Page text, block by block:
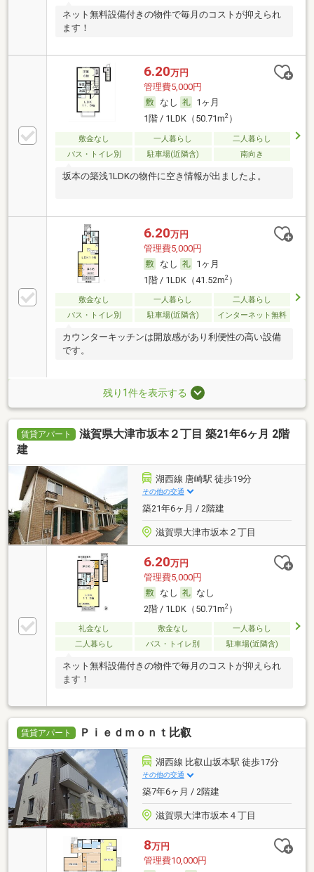
ネット無料設備付きの物件で毎月のコストが抑えられ
ます！
6.20万円
管理費5,000円
なし
1ヶ月
1階 / 1LDK（50.71m2）
敷金なし 一人暮らし
二人暮らし
バス・トイレ別
駐車場(近隣含) 南向き
坂本の築浅1LDKの物件に空き情報が出ましたよ。
6.20万円
管理費5,000円
なし
1ヶ月
1階 / 1LDK（41.52m2）
敷金なし 一人暮らし
二人暮らし
バス・トイレ別
駐車場(近隣含) インターネット無料
カウンターキッチンは開放感があり利便性の高い設備
です。
残り1件を表示する
賃貸アパート
滋賀県大津市坂本２丁目 築21年6ヶ月 2階
建
湖西線 唐崎駅 徒歩19分
その他の交通
築21年6ヶ月 / 2階建
滋賀県大津市坂本２丁目
6.20万円
管理費5,000円
なし
なし
2階 / 1LDK（50.71m2）
礼金なし 敷金なし
一人暮らし
二人暮らし
バス・トイレ別 駐車場(近隣含)
ネット無料設備付きの物件で毎月のコストが抑えられ
ます！
賃貸アパート Ｐｉｅｄｍｏｎｔ比叡
湖西線 比叡山坂本駅 徒歩17分
その他の交通
築7年6ヶ月 / 2階建
滋賀県大津市坂本４丁目
8万円
管理費10,000円